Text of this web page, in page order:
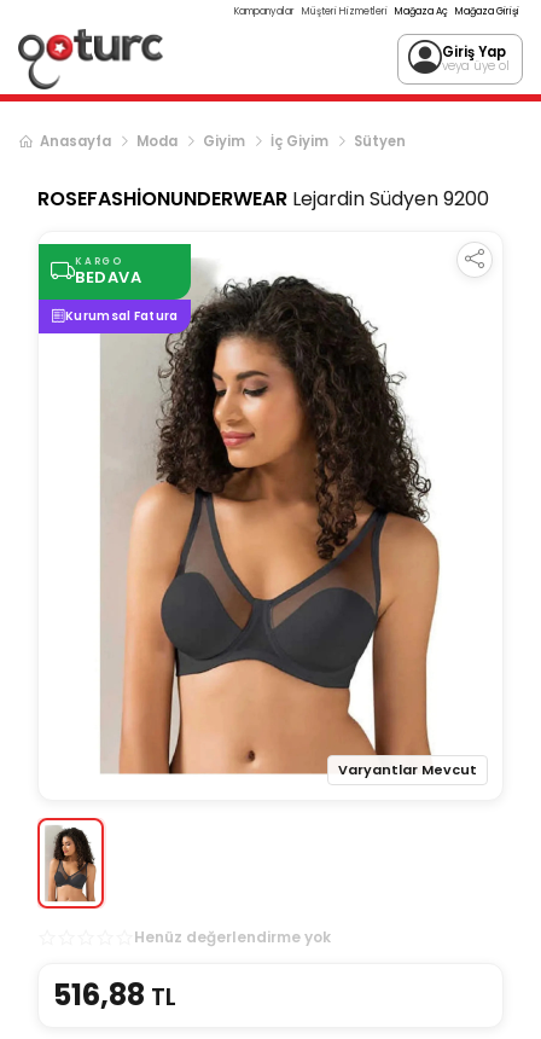
Kampanyalar Müşteri Hizmetleri Mağaza Aç Mağaza Girişi
Giriş Yap
veya üye ol
Anasayfa Moda Giyim İç Giyim Sütyen
ROSEFASHİONUNDERWEAR Lejardin Südyen 9200
KARGO
BEDAVA
Kurumsal Fatura
Varyantlar Mevcut
Henüz değerlendirme yok
516,88 TL